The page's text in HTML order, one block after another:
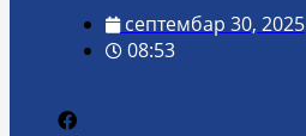
септембар 30, 2025
08:53